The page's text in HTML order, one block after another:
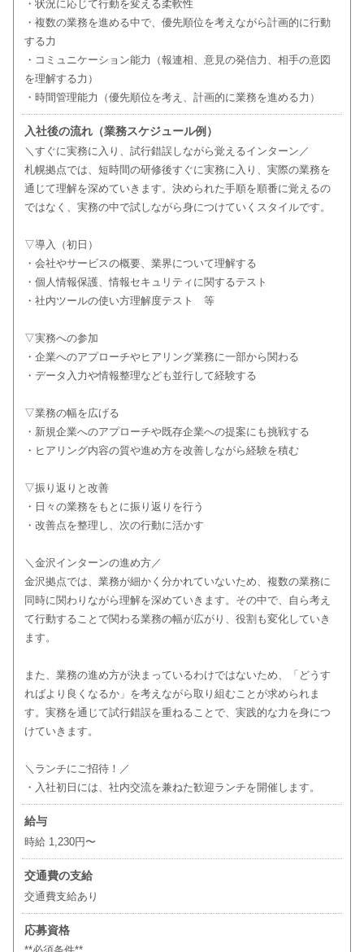
・状況に応じて行動を変える柔軟性
・複数の業務を進める中で、優先順位を考えながら計画的に行動
する力
・コミュニケーション能力（報連相、意見の発信力、相手の意図
を理解する力）
・時間管理能力（優先順位を考え、計画的に業務を進める力）
入社後の流れ（業務スケジュール例）
＼すぐに実務に入り、試行錯誤しながら覚えるインターン／
札幌拠点では、短時間の研修後すぐに実務に入り、実際の業務を
通じて理解を深めていきます。決められた手順を順番に覚えるの
ではなく、実務の中で試しながら身につけていくスタイルです。
▽導入（初日）
・会社やサービスの概要、業界について理解する
・個人情報保護、情報セキュリティに関するテスト
・社内ツールの使い方理解度テスト 等
▽実務への参加
・企業へのアプローチやヒアリング業務に一部から関わる
・データ入力や情報整理なども並行して経験する
▽業務の幅を広げる
・新規企業へのアプローチや既存企業への提案にも挑戦する
・ヒアリング内容の質や進め方を改善しながら経験を積む
▽振り返りと改善
・日々の業務をもとに振り返りを行う
・改善点を整理し、次の行動に活かす
＼金沢インターンの進め方／
金沢拠点では、業務が細かく分かれていないため、複数の業務に
同時に関わりながら理解を深めていきます。その中で、自ら考え
て行動することで関わる業務の幅が広がり、役割も変化していき
ます。
また、業務の進め方が決まっているわけではないため、「どうす
ればより良くなるか」を考えながら取り組むことが求められま
す。実務を通じて試行錯誤を重ねることで、実践的な力を身につ
けていきます。
＼ランチにご招待！／
・入社初日には、社内交流を兼ねた歓迎ランチを開催します。
給与
時給 1,230円〜
交通費の支給
交通費支給あり
応募資格